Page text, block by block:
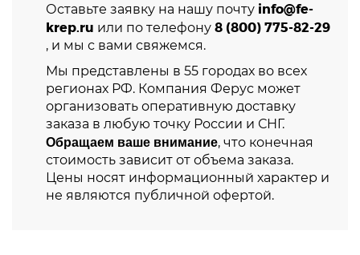
Оставьте заявку на нашу почту info@fe-
krep.ru или по телефону 8 (800) 775-82-29
, и мы с вами свяжемся.
Мы представлены в 55 городах во всех
регионах РФ. Компания Ферус может
организовать оперативную доставку
заказа в любую точку России и СНГ.
Обращаем ваше внимание, что конечная
стоимость зависит от объема заказа.
Цены носят информационный характер и
не являются публичной офертой.